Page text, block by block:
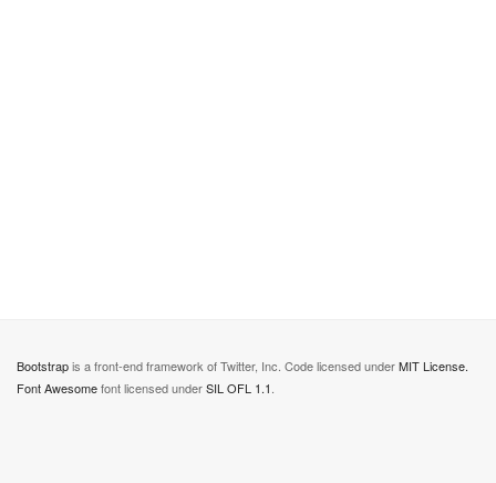
Bootstrapis a front-end framework of Twitter, Inc. Code licensed underMIT License.
Font Awesomefont licensed underSIL OFL 1.1